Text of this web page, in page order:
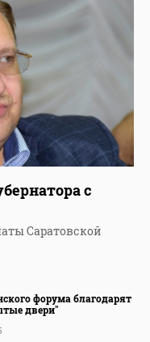
с
Саратовской
форума благодарят
двери"